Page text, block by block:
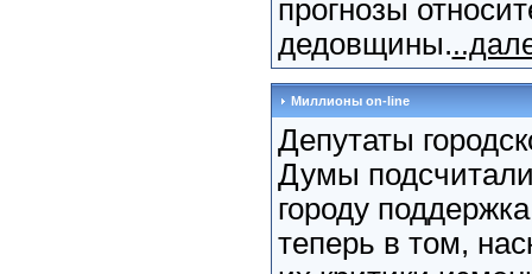
прогнозы
дедовщины.
Миллионы on-line
Депутаты
Думы
городу
теперь в том,